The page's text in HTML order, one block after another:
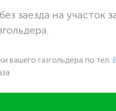
заезда на участок
вашего газгольдера по тел.